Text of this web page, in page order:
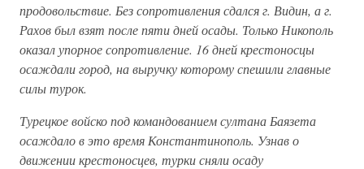
продовольствие. Без сопротивления сдался г. Видин, а г.
Рахов был взят после пяти дней осады. Только Никополь
оказал упорное сопротивление. 16 дней крестоносцы
осаждали город, на выручку которому спешили главные
силы турок.
Турецкое войско под командованием султана Баязета
осаждало в это время Константинополь. Узнав о
движении крестоносцев, турки сняли осаду